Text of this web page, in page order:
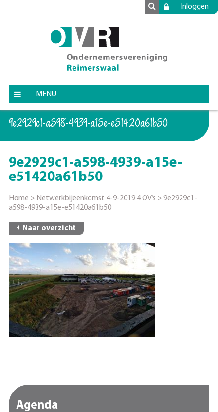
Inloggen
MENU
9e2929c1-a598-4939-a15e-e51420a61b50
9e2929c1-a598-4939-a15e-
e51420a61b50
Home > Netwerkbijeenkomst 4-9-2019 4 OV’s > 9e2929c1-
a598-4939-a15e-e51420a61b50
Naar overzicht
Agenda